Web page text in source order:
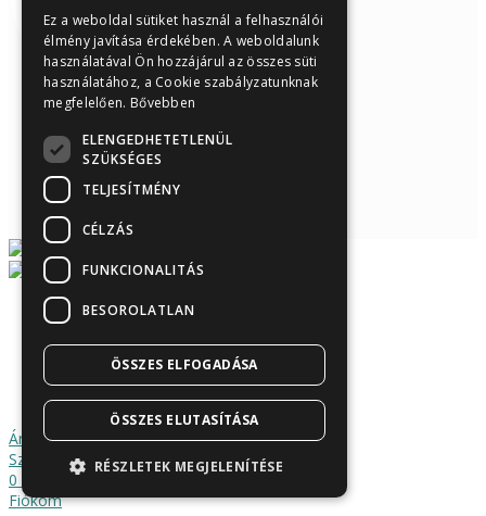
Áruház
Szűrők
0
Fiókom
Ez a weboldal sütiket használ a felhasználói
élmény javítása érdekében. A weboldalunk
használatával Ön hozzájárul az összes süti
használatához, a Cookie szabályzatunknak
megfelelően. Bővebben
ELENGEDHETETLENÜL
SZÜKSÉGES
TELJESÍTMÉNY
CÉLZÁS
FUNKCIONALITÁS
BESOROLATLAN
ÖSSZES ELFOGADÁSA
ÖSSZES ELUTASÍTÁSA
RÉSZLETEK MEGJELENÍTÉSE